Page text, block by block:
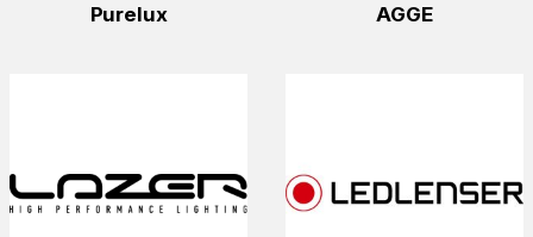
Purelux AGGE